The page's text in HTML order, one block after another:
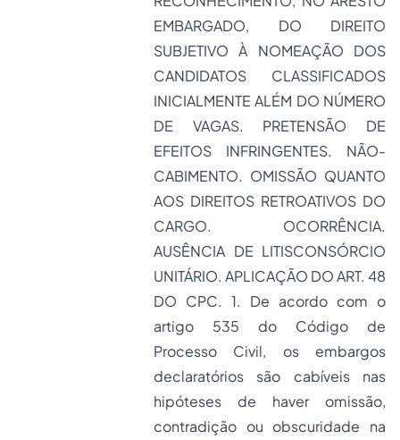
EMBARGADO, DO DIREITO
SUBJETIVO À NOMEAÇÃO DOS
CANDIDATOS CLASSIFICADOS
INICIALMENTE ALÉM DO NÚMERO
DE VAGAS. PRETENSÃO DE
EFEITOS INFRINGENTES. NÃO-
CABIMENTO. OMISSÃO QUANTO
AOS DIREITOS RETROATIVOS DO
CARGO. OCORRÊNCIA.
AUSÊNCIA DE LITISCONSÓRCIO
UNITÁRIO. APLICAÇÃO DO ART. 48
DO CPC. 1. De acordo com o
artigo 535 do Código de
Processo Civil, os embargos
declaratórios são cabíveis nas
hipóteses de haver omissão,
contradição ou obscuridade na